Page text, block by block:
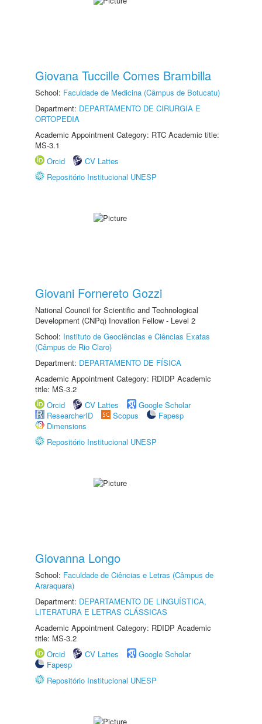
Giovana Tuccille Comes Brambilla
School: Faculdade de Medicina (Câmpus de Botucatu)
Department: DEPARTAMENTO DE CIRURGIA E
ORTOPEDIA
Academic Appointment Category: RTC Academic title:
MS-3.1
Orcid
CV Lattes
Repositório Institucional UNESP
Giovani Fornereto Gozzi
National Council for Scientific and Technological
Development (CNPq) Inovation Fellow - Level 2
School: Instituto de Geociências e Ciências Exatas
(Câmpus de Rio Claro)
Department: DEPARTAMENTO DE FÍSICA
Academic Appointment Category: RDIDP Academic
title: MS-3.2
Orcid
CV Lattes
Google Scholar
ResearcherID
Scopus
Fapesp
Dimensions
Repositório Institucional UNESP
Giovanna Longo
School: Faculdade de Ciências e Letras (Câmpus de
Araraquara)
Department: DEPARTAMENTO DE LINGUÍSTICA,
LITERATURA E LETRAS CLÁSSICAS
Academic Appointment Category: RDIDP Academic
title: MS-3.2
Orcid
CV Lattes
Google Scholar
Fapesp
Repositório Institucional UNESP